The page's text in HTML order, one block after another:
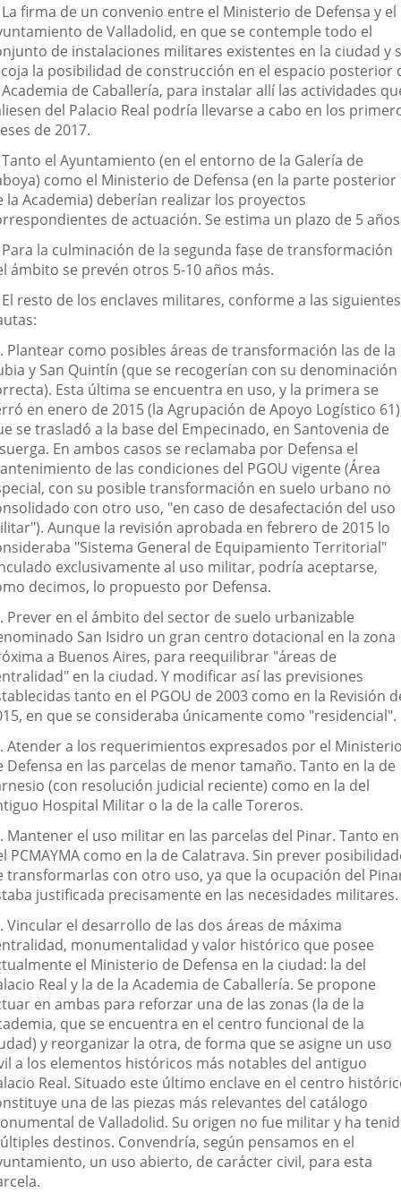
firma de un convenio entre el Ministerio de Defensa y el
de Valladolid, en que se contemple todo el
de instalaciones militares existentes en la ciudad y
la posibilidad de construcción en el espacio posterior
de Caballería, para instalar allí las actividades
del Palacio Real podría llevarse a cabo en los
de 2017.
el Ayuntamiento (en el entorno de la Galería de
como el Ministerio de Defensa (en la parte posterior
la Academia) deberían realizar los proyectos
de actuación. Se estima un plazo de 5
la culminación de la segunda fase de transformación
ámbito se prevén otros 5-10 años más.
resto de los enclaves militares, conforme a las siguientes
Plantear como posibles áreas de transformación las de la
y San Quintín (que se recogerían con su denominación
Esta última se encuentra en uso, y la primera se
en enero de 2015 (la Agrupación de Apoyo Logístico
se trasladó a la base del Empecinado, en Santovenia de
En ambos casos se reclamaba por Defensa el
de las condiciones del PGOU vigente (Área
con su posible transformación en suelo urbano no
con otro uso, "en caso de desafectación del uso
Aunque la revisión aprobada en febrero de 2015 lo
"Sistema General de Equipamiento Territorial"
exclusivamente al uso militar, podría aceptarse,
decimos, lo propuesto por Defensa.
Prever en el ámbito del sector de suelo urbanizable
San Isidro un gran centro dotacional en la zona
a Buenos Aires, para reequilibrar "áreas de
en la ciudad. Y modificar así las previsiones
tanto en el PGOU de 2003 como en la Revisión
en que se consideraba únicamente como "residencial".
Atender a los requerimientos expresados por el
Defensa en las parcelas de menor tamaño. Tanto en la de
(con resolución judicial reciente) como en la del
Hospital Militar o la de la calle Toreros.
Mantener el uso militar en las parcelas del Pinar. Tanto
PCMAYMA como en la de Calatrava. Sin prever
transformarlas con otro uso, ya que la ocupación del
justificada precisamente en las necesidades militares.
Vincular el desarrollo de las dos áreas de máxima
monumentalidad y valor histórico que posee
el Ministerio de Defensa en la ciudad: la del
Real y la de la Academia de Caballería. Se propone
en ambas para reforzar una de las zonas (la de la
que se encuentra en el centro funcional de la
y reorganizar la otra, de forma que se asigne un uso
a los elementos históricos más notables del antiguo
Real. Situado este último enclave en el centro
una de las piezas más relevantes del catálogo
de Valladolid. Su origen no fue militar y ha
destinos. Convendría, según pensamos en el
un uso abierto, de carácter civil, para esta